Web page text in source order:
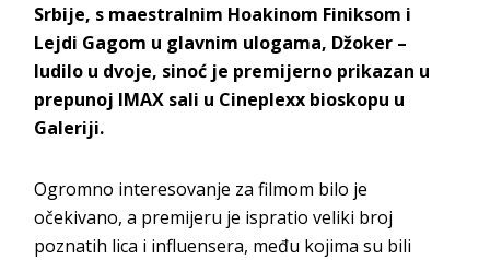
Srbije, s maestralnim Hoakinom Finiksom i
Lejdi Gagom u glavnim ulogama, Džoker –
ludilo u dvoje, sinoć je premijerno prikazan u
prepunoj IMAX sali u Cineplexx bioskopu u
Galeriji.
Ogromno interesovanje za filmom bilo je
očekivano, a premijeru je ispratio veliki broj
poznatih lica i influensera, među kojima su bili